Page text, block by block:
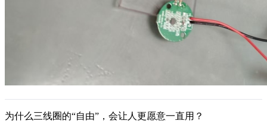
为什么三线圈的“自由”，会让人更愿意一直用？